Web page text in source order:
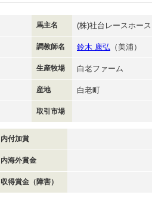
馬主名 (株)社台レースホース
調教師名 鈴木 康弘 （美浦）
生産牧場 白老ファーム
産地 白老町
取引市場
内付加賞
内海外賞金
収得賞金（障害）